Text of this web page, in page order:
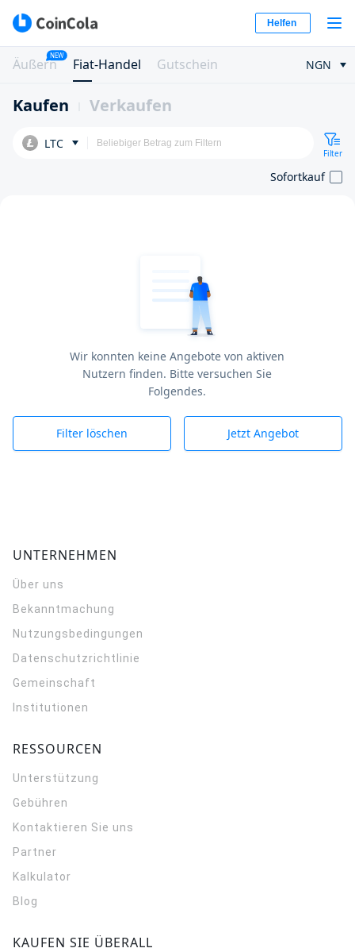
Helfen
Äußern
NEW
Fiat-Handel Gutschein NGN
Kaufen Verkaufen
LTC
Filter
Sofortkauf
Wir konnten keine Angebote von aktiven
Nutzern finden. Bitte versuchen Sie
Folgendes.
Filter löschen Jetzt Angebot
UNTERNEHMEN
Über uns
Bekanntmachung
Nutzungsbedingungen
Datenschutzrichtlinie
Gemeinschaft
Institutionen
RESSOURCEN
Unterstützung
Gebühren
Kontaktieren Sie uns
Partner
Kalkulator
Blog
KAUFEN SIE ÜBERALL